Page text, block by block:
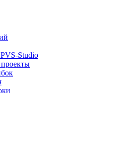
Studio